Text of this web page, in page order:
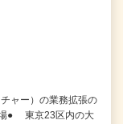
ャー）の業務拡張の
場● 東京23区内の大